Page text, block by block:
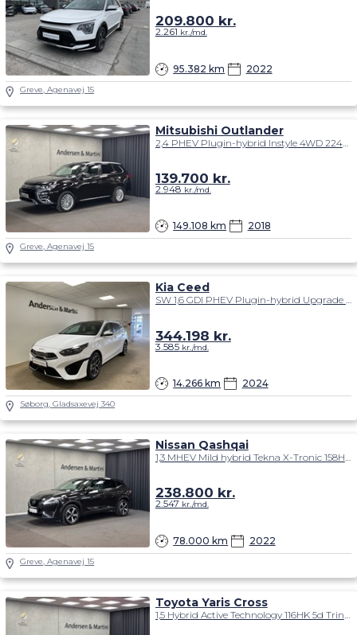
95.382 km 2022
209.800 kr.
2.261 kr./md.
Greve, Agenavej 15
Mitsubishi Outlander
2,4 PHEV Plugin-hybrid Instyle 4WD 224HK 5d 6g Trinl. Gear
149.108 km 2018
139.700 kr.
2.948 kr./md.
Greve, Agenavej 15
Kia Ceed
SW 1,6 GDI PHEV Plugin-hybrid Upgrade DCT 141HK Stc 6g Aut.
14.266 km 2024
344.198 kr.
3.585kr./md.
Søborg, Gladsaxevej 340
Nissan Qashqai
78.000 km 2022
238.800 kr.
2.547 kr./md.
Greve, Agenavej 15
Toyota Yaris Cross